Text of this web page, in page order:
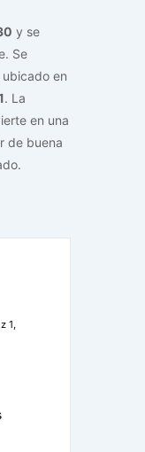
y se
Se
en
. La
en una
de buena
1,